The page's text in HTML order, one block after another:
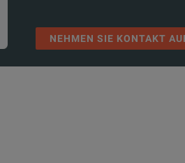
NEHMEN SIE KONTAKT